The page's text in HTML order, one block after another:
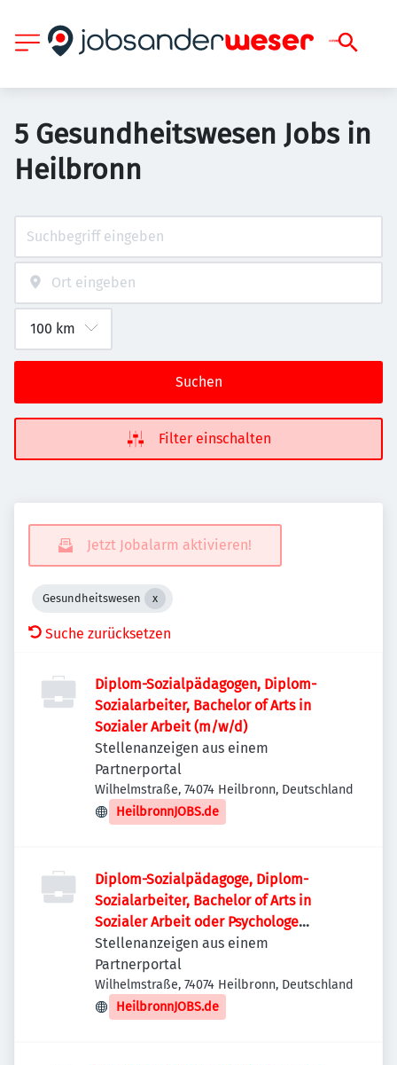
5 Gesundheitswesen Jobs in
Heilbronn
Suchen
Filter einschalten
Jetzt Jobalarm aktivieren!
Gesundheitswesen
Suche zurücksetzen
Diplom-Sozialpädagogen, Diplom-
Sozialarbeiter, Bachelor of Arts in
Sozialer Arbeit (m/w/d)
Stellenanzeigen aus einem
Partnerportal
Wilhelmstraße, 74074 Heilbronn, Deutschland
HeilbronnJOBS.de
Diplom-Sozialpädagoge, Diplom-
Sozialarbeiter, Bachelor of Arts in
Sozialer Arbeit oder Psychologe
(Bachelor oder Diplom) (m/w/d)
Stellenanzeigen aus einem
Partnerportal
Wilhelmstraße, 74074 Heilbronn, Deutschland
HeilbronnJOBS.de